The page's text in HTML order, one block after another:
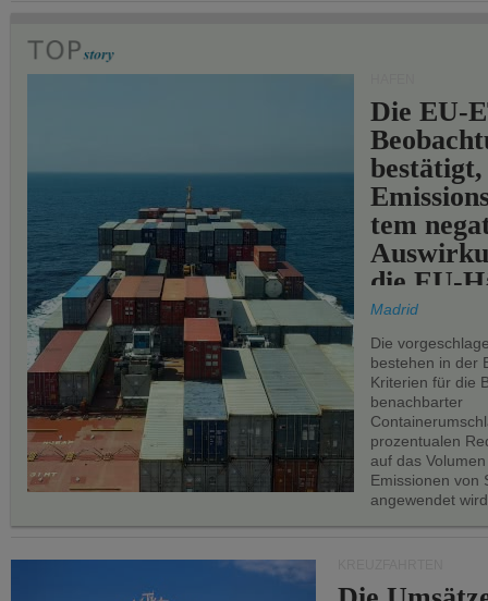
Die EU-
bestätigt,
tem
die EU-
Madrid
Die
bestehen in der
Kriterien für die
benachbarter
prozentualen
auf das
Emissionen von
angewendet